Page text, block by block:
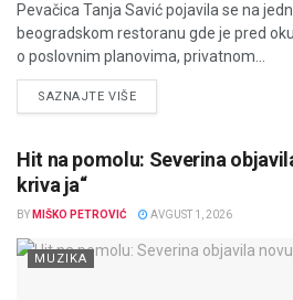
Pevačica Tanja Savić pojavila se na
beogradskom restoranu gde je pred
o poslovnim planovima, privatnom...
SAZNAJTE VIŠEDETAILS
Hit na pomolu: Severina
kriva ja“
BY MIŠKO PETROVIĆ AVGUST 1, 2026
MUZIKA